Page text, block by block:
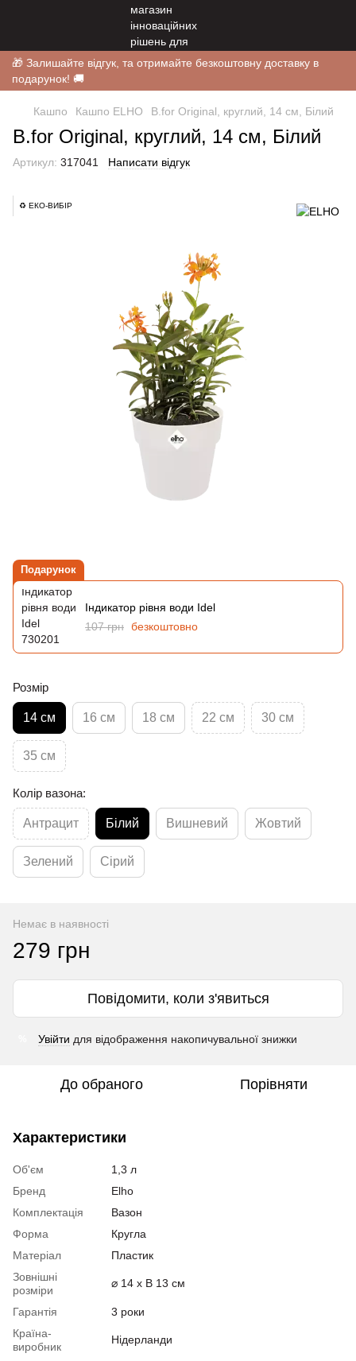
🎁 Залишайте відгук, та отримайте безкоштовну доставку в
подарунок! 🚚
Кашпо Кашпо ELHO B.for Original, круглий, 14 см, Білий
B.for Original, круглий, 14 см, Білий
Артикул: 317041 Написати відгук
♻️ ЕКО-ВИБІР
Подарунок
Індикатор рівня води Idel
107 грн безкоштовно
Розмір
14 см 16 см 18 см 22 см 30 см
35 см
Колір вазона:
Антрацит Білий Вишневий Жовтий
Зелений Сірий
Немає в наявності
279 грн
Повідомити, коли з'явиться
Увійти для відображення накопичувальної знижки
До обраного Порівняти
Характеристики
Об'єм
1,3 л
Бренд
Elho
Комплектація
Вазон
Форма
Кругла
Матеріал
Пластик
Зовнішні
розміри
⌀ 14 x В 13 см
Гарантія
3 роки
Країна-
виробник
Нідерланди